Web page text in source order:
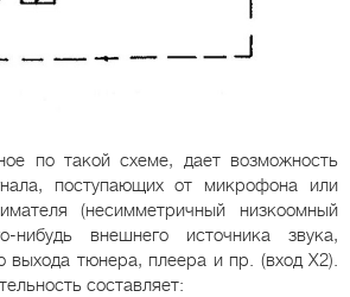
по такой схеме, дает возможность
поступающих от микрофона или
(несимметричный низкоомный
внешнего источника звука,
выхода тюнера, плеера и пр. (вход Х2).
составляет: